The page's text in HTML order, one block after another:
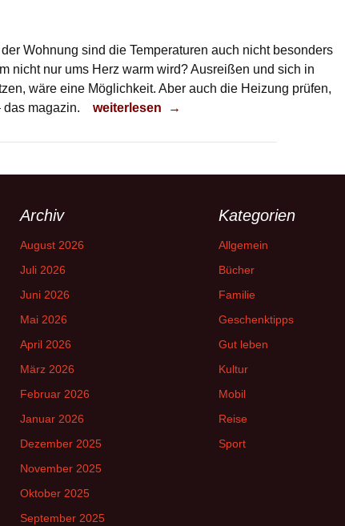
Wohnung sind die Temperaturen auch nicht besonders
nicht nur ums Herz warm wird? Ausreißen und sich in
wäre eine Möglichkeit. Aber auch die Heizung prüfen,
das magazin.
So wird es wieder warm
weiterlesen →
Archiv
August 2026
Juli 2026
Juni 2026
Mai 2026
April 2026
März 2026
Februar 2026
Januar 2026
Dezember 2025
November 2025
Oktober 2025
September 2025
Kategorien
Allgemein
Bücher
Familie
Geschenktipps
Gut leben
Kultur
Mobil
Reise
Sport